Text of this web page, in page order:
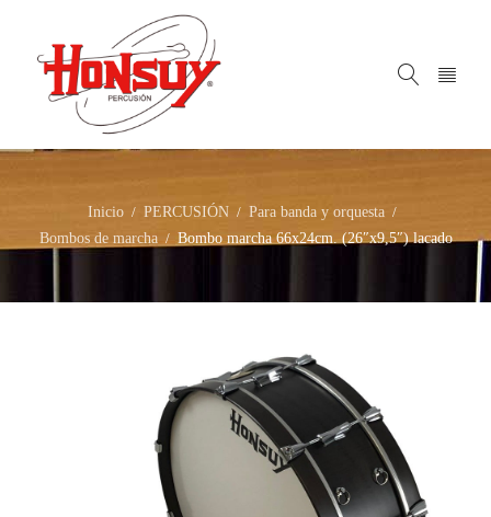
Inicio / PERCUSIÓN / Para banda y orquesta /
Bombos de marcha / Bombo marcha 66x24cm. (26″x9,5″) lacado